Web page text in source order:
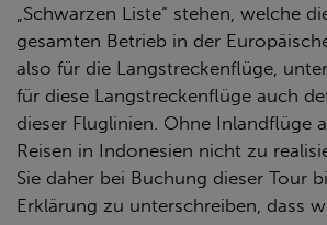
„Schwarzen Liste“ stehen, welche
gesamten Betrieb in der
also für die Langstreckenflüge,
für diese Langstreckenflüge auch
dieser Fluglinien. Ohne Inlandflüge
Reisen in Indonesien nicht zu
Sie daher bei Buchung dieser Tour
Erklärung zu unterschreiben, dass